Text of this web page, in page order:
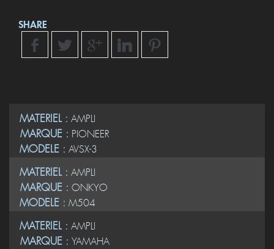
SHARE
MATERIEL : AMPLI
MARQUE : PIONEER
MODELE : AVSX-3
MATERIEL : AMPLI
MARQUE : ONKYO
MODELE : M504
MATERIEL : AMPLI
MARQUE : YAMAHA